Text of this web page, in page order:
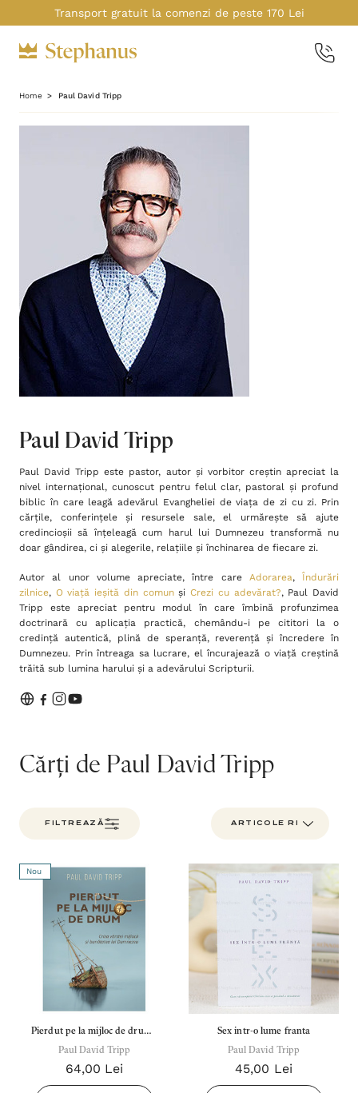
Transport gratuit la comenzi de peste 170 Lei
Home Paul David Tripp
Inima Omului
Detalii
Detalii
Noul Testament și Psalmii - Tsb
17,00 Lei
Paul David Tripp
Paul David Tripp este pastor, autor și vorbitor creștin apreciat la
nivel internațional, cunoscut pentru felul clar, pastoral și profund
biblic în care leagă adevărul Evangheliei de viața de zi cu zi. Prin
cărțile, conferințele și resursele sale, el urmărește să ajute
credincioșii să înțeleagă cum harul lui Dumnezeu transformă nu
doar gândirea, ci și alegerile, relațiile și închinarea de fiecare zi.
Autor al unor volume apreciate, între care Adorarea, Îndurări
zilnice, O viață ieșită din comunșiCrezi cu adevărat?, Paul David
Tripp este apreciat pentru modul în care îmbină profunzimea
doctrinară cu aplicația practică, chemându-i pe cititori la o
credință autentică, plină de speranță, reverență și încredere în
Dumnezeu. Prin întreaga sa lucrare, el încurajează o viață creștină
trăită sub lumina harului și a adevărului Scripturii.
Cărți de Paul David Tripp
FILTREAZĂ
Nou
Pierdut pe la mijloc de drum -
Paul David Tripp
Paul David Tripp
64,00 Lei
Sex intr-o lume franta
Paul David Tripp
45,00 Lei